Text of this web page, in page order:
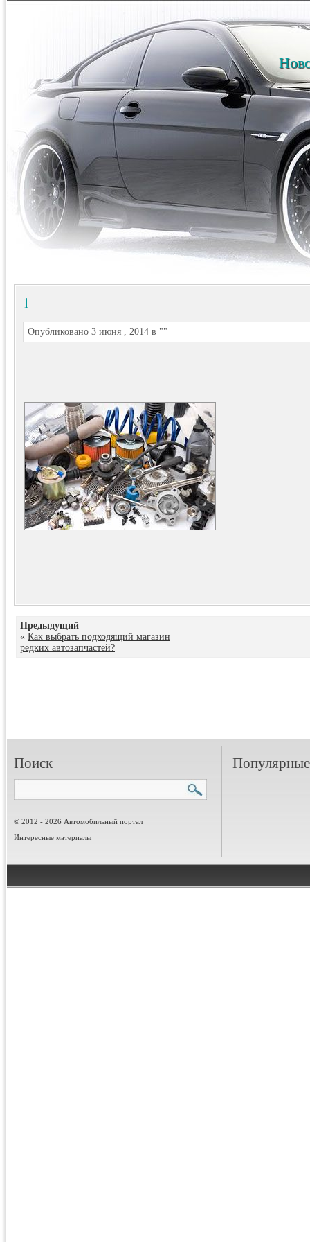
1
Опубликовано 3 июня , 2014 в ""
Предыдущий
« Как выбрать подходящий магазин
редких автозапчастей?
Поиск
© 2012 - 2026 Автомобильный портал
Интересные материалы
Популярные